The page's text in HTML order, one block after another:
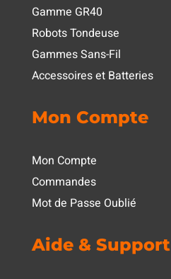
Gamme GR40
Robots Tondeuse
Gammes Sans-Fil
Accessoires et Batteries
Mon Compte
Mon Compte
Commandes
Mot de Passe Oublié
Aide & Support